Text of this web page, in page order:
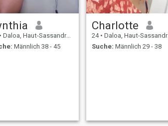
• Daloa, Haut-Sassandra, Côte d'Ivoire
Männlich 38 - 45
Charlotte
24 • Daloa, Haut-Sassandra, Côte d'Ivoire
Suche: Männlich 29 - 38